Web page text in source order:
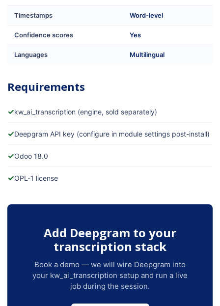
Timestamps Word-level
Confidence scores Yes
Languages Multilingual
Requirements
✓kw_ai_transcription (engine, sold separately)
✓Deepgram API key (configure in module settings post-install)
✓Odoo 18.0
✓OPL-1 license
Add Deepgram to your
transcription stack
Book a demo — we will wire Deepgram into
your kw_ai_transcription setup and run a live
job during the session.